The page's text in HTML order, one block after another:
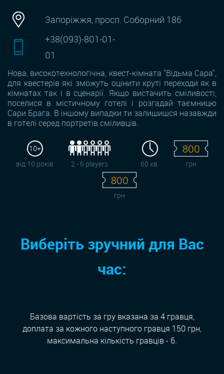
Запоріжжя, просп. Соборний 186
+38(093)-801-01-
01
Нова, високотехнологічна, квест-кімната "Відьма Сара",
для квестерів які зможуть оцінити круті переходи як в
кімнатах так і в сценарії. Якщо вистачить сміливості,
поселися в містичному готелі і розгадай таємницю
Сари Брага. В іншому випадки ти залишишся назавжди
в готелі серед портретів сміливців.
10+
від 10 років
2 - 6 players 60 хв.
800
грн
800
грн
Виберіть зручний для Вас
час:
Базова вартість за гру вказана за 4 гравця,
доплата за кожного наступного гравця 150 грн,
максимальна кількість гравців - 6.